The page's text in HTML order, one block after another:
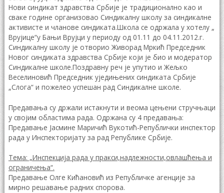
Нови синдикат здравства Србије је традиционално као и
сваке године организовао Синдикалну школу за синдикалне
активисте и чланове синдиката.Школа се одржала у хотелу „
Врујице“у Бањи Врујци у периоду од 01.11 до 04.11.2012.г.
Синдикалну школу је отворио Живорад Мркић Председник
Новог синдиката здравства Србије који је био и модератор
Синдикалне школе.Поздравну реч је упутио и Жељко
Веселиновић Председник уједињених синдиката Србије
„Слога“ и пожелео успешан рад Синдикалне школе.
Предавања су држали истакнути и веома цењени стручњаци
у својим областима рада. Одржана су 4 предавања:
Предавање Јасмине Маричић Вукотић-Републички инспектор
рада у Инспекторијату за рад Републике Србије.
Тема: „Инспекција рада у пракси,надлежности,овлашћења и
ограничења“.
Предавање Олге Кићановић из Републичке агенције за
мирно решавање радних спорова.